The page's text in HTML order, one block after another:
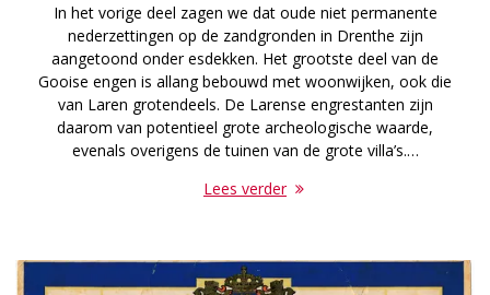
In het vorige deel zagen we dat oude niet permanente
nederzettingen op de zandgronden in Drenthe zijn
aangetoond onder esdekken. Het grootste deel van de
Gooise engen is allang bebouwd met woonwijken, ook die
van Laren grotendeels. De Larense engrestanten zijn
daarom van potentieel grote archeologische waarde,
evenals overigens de tuinen van de grote villa’s.…
Lees verder